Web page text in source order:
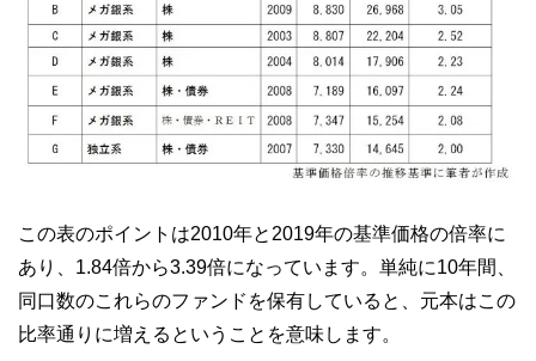
この表のポイントは2010年と2019年の基準価格の倍率に
あり、1.84倍から3.39倍になっています。単純に10年間、
同口数のこれらのファンドを保有していると、元本はこの
比率通りに増えるということを意味します。